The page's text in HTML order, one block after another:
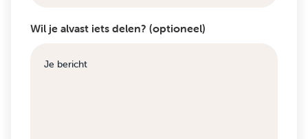
Wil je alvast iets delen? (optioneel)